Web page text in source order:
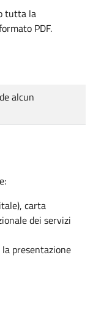
tutta la
PDF.
alcun
carta
dei servizi
presentazione